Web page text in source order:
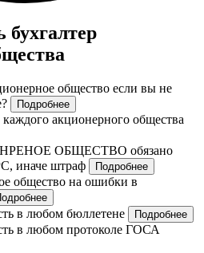
бухгалтер
общество если вы не
Подробнее
акционерного общества
ОБЩЕСТВО обязано
иначе штраф
Подробнее
общество на ошибки в
в любом бюллетене Подробнее
в любом протоколе ГОСА